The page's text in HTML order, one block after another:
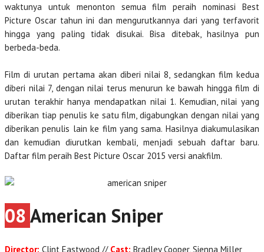
waktunya untuk menonton semua film peraih nominasi Best
Picture Oscar tahun ini dan mengurutkannya dari yang terfavorit
hingga yang paling tidak disukai. Bisa ditebak, hasilnya pun
berbeda-beda.
Film di urutan pertama akan diberi nilai 8, sedangkan film kedua
diberi nilai 7, dengan nilai terus menurun ke bawah hingga film di
urutan terakhir hanya mendapatkan nilai 1. Kemudian, nilai yang
diberikan tiap penulis ke satu film, digabungkan dengan nilai yang
diberikan penulis lain ke film yang sama. Hasilnya diakumulasikan
dan kemudian diurutkan kembali, menjadi sebuah daftar baru.
Daftar film peraih Best Picture Oscar 2015 versi anakfilm.
08American Sniper
Director: Clint Eastwood // Cast: Bradley Cooper, Sienna Miller